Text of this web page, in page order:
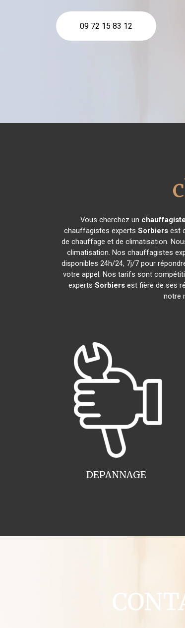
09 72 15 83 12
Vous cherchez un
chauffagistes experts Sorbiersest
de chauffage et de climatisation.
climatisation. Nos chauffagistes
disponibles 24h/24, 7j/7 pour
votre appel. Nos tarifs sont
experts Sorbiersest fière de ses
notre
DEPANNAGE